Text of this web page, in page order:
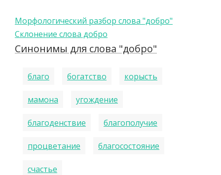
Морфологический разбор слова "добро"
Склонение слова добро
Синонимы для слова "добро"
благо богатство корысть
мамона угождение
благоденствие благополучие
процветание благосостояние
счастье